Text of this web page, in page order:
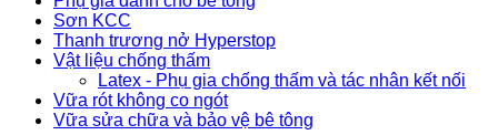
Sơn KCC
Thanh trương nở Hyperstop
Vật liệu chống thấm
Latex - Phụ gia chống thấm và tác nhân kết nối
Vữa rót không co ngót
Vữa sửa chữa và bảo vệ bê tông